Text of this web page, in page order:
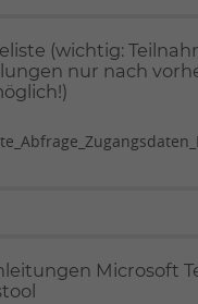
(wichtig:
nur nach
Microsoft